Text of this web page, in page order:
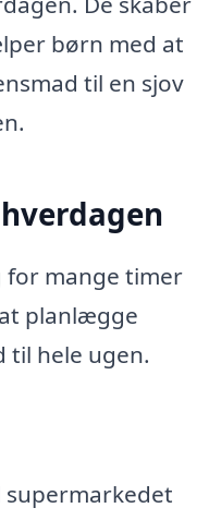
børn med at
til en sjov
for mange timer
planlægge
til hele ugen.